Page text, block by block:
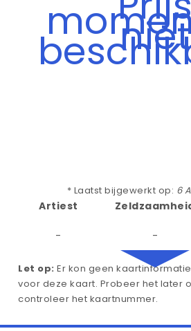
niet
* Laatst bijgewerkt op: 6
Artiest
- -
Let op: Er kon geen
voor deze kaart. Probeer het later
controleer het kaartnummer.